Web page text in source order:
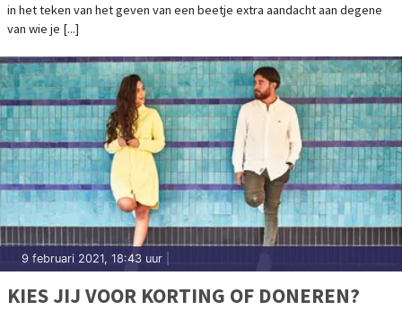
in het teken van het geven van een beetje extra aandacht aan degene
van wie je [...]
9 februari 2021, 18:43 uur
KIES JIJ VOOR KORTING OF DONEREN?